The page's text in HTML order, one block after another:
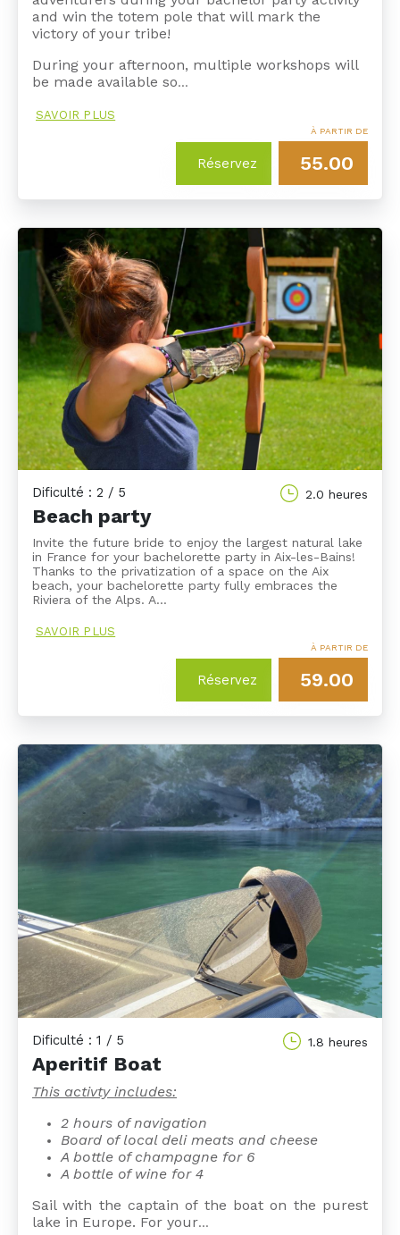
and win the totem pole that will mark the
victory of your tribe!
During your afternoon, multiple workshops will
be made available so…
SAVOIR PLUS
Réservez
À PARTIR DE
55.00
Dificulté : 2 / 5 2.0 heures
Beach party
Invite the future bride to enjoy the largest natural lake
in France for your bachelorette party in Aix-les-Bains!
Thanks to the privatization of a space on the Aix
beach, your bachelorette party fully embraces the
Riviera of the Alps. A…
SAVOIR PLUS
Réservez
À PARTIR DE
59.00
Dificulté : 1 / 5 1.8 heures
Aperitif Boat
This activty includes:
2 hours of navigation
Board of local deli meats and cheese
A bottle of champagne for 6
A bottle of wine for 4
Sail with the captain of the boat on the purest
lake in Europe. For your…